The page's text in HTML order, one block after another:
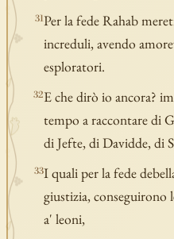
31Per la fede Rahab
increduli, avendo
esploratori.
32E che dirò io ancora?
tempo a raccontare di
di Jefte, di Davidde, di
33I quali per la fede
giustizia, conseguirono
a' leoni,